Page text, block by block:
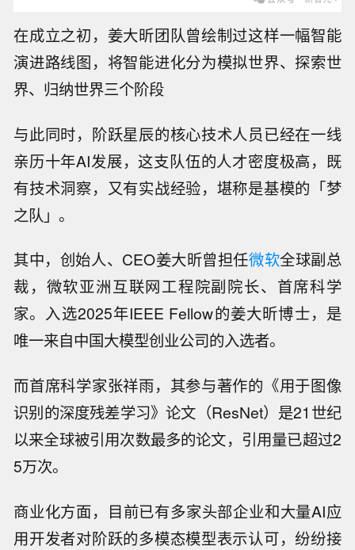
在成立之初，姜大昕团队曾绘制过这样一幅智能
演进路线图，将智能进化分为模拟世界、探索世
界、归纳世界三个阶段
与此同时，阶跃星辰的核心技术人员已经在一线
亲历十年AI发展，这支队伍的人才密度极高，既
有技术洞察，又有实战经验，堪称是基模的「梦
之队」。
其中，创始人、CEO姜大昕曾担任微软全球副总
裁，微软亚洲互联网工程院副院长、首席科学
家。入选2025年IEEE Fellow的姜大昕博士，是
唯一来自中国大模型创业公司的入选者。
而首席科学家张祥雨，其参与著作的《用于图像
识别的深度残差学习》论文（ResNet）是21世纪
以来全球被引用次数最多的论文，引用量已超过2
5万次。
商业化方面，目前已有多家头部企业和大量AI应
用开发者对阶跃的多模态模型表示认可，纷纷接